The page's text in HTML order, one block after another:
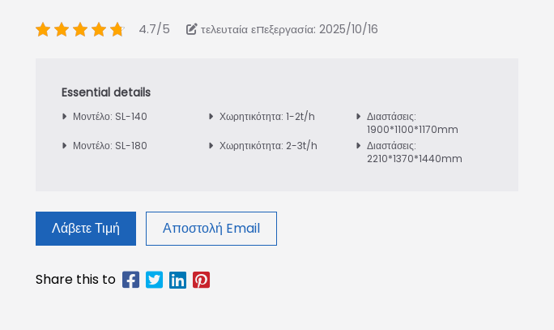
4.7/5 τελευταία επεξεργασία: 2025/10/16
Μοντέλο: SL-140 Χωρητικότητα: 1-2t/h
Διαστάσεις:
1900*1100*1170mm
Μοντέλο: SL-180
Χωρητικότητα: 2-3t/h
Διαστάσεις:
2210*1370*1440mm
Λάβετε Τιμή Αποστολή Email